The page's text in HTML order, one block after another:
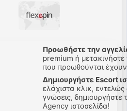
Προωθήστε την
premium ή
που προωθούνται
Δημιουργήστε Escort
ελάχιστα κλικ,
γνώσεις, δημιουργήστε
Agency ιστοσελίδα!